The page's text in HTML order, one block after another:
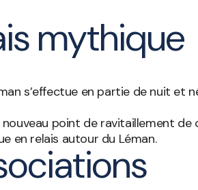
mythique
s’effectue en partie de nuit et
nouveau point de ravitaillement
en relais autour du Léman.